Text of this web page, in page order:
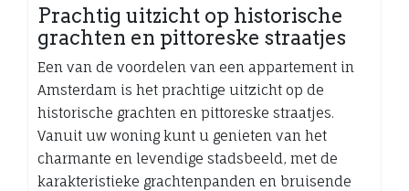
Prachtig uitzicht op historische
grachten en pittoreske straatjes
Een van de voordelen van een appartement in
Amsterdam is het prachtige uitzicht op de
historische grachten en pittoreske straatjes.
Vanuit uw woning kunt u genieten van het
charmante en levendige stadsbeeld, met de
karakteristieke grachtenpanden en bruisende